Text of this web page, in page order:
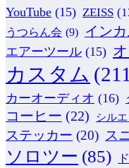
YouTube (15) ZEISS
うつらん会 (9) インカ
エアーツール (15)
カスタム
カーオーディオ (16)
コーヒー (22) シルエ
ステッカー (20) ス
ソロツー (85)